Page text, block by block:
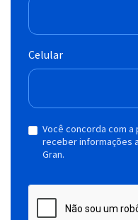
Celular
Você concorda com
receber informações
Gran.